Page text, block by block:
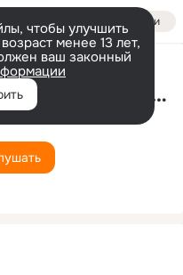
Войти
чтобы улучшить
менее 13 лет,
ваш законный
Baby, There's No One Like You